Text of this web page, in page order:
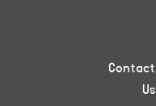
Contact
Us